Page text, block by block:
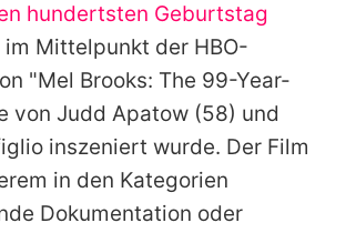
hundertsten Geburtstag
Mittelpunkt der HBO-
"Mel Brooks: The 99-Year-
von Judd Apatow (58) und
inszeniert wurde. Der Film
in den Kategorien
Dokumentation oder